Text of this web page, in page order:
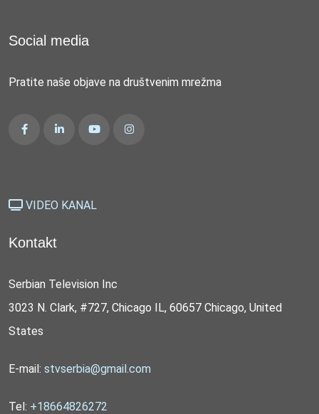
Social media
Pratite naše objave na društvenim mrežma
VIDEO KANAL
Kontakt
Serbian Television Inc
3023 N. Clark, #727, Chicago IL, 60657 Chicago, United
States
E-mail: stvserbia@gmail.com
Tel: +18664826272